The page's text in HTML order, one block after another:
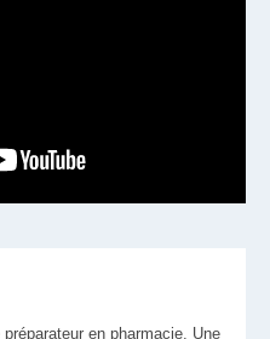
en pharmacie. Une